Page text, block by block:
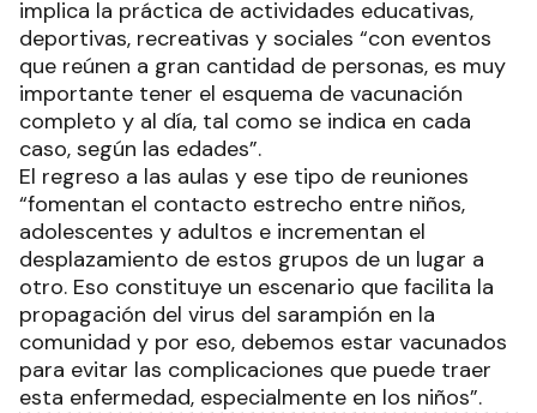
implica la práctica de actividades educativas,
deportivas, recreativas y sociales “con eventos
que reúnen a gran cantidad de personas, es muy
importante tener el esquema de vacunación
completo y al día, tal como se indica en cada
caso, según las edades”.
El regreso a las aulas y ese tipo de reuniones
“fomentan el contacto estrecho entre niños,
adolescentes y adultos e incrementan el
desplazamiento de estos grupos de un lugar a
otro. Eso constituye un escenario que facilita la
propagación del virus del sarampión en la
comunidad y por eso, debemos estar vacunados
para evitar las complicaciones que puede traer
esta enfermedad, especialmente en los niños”.